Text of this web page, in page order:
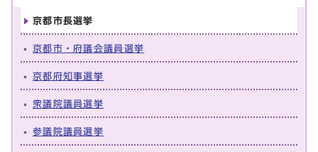
京都市長選挙
京都市・府議会議員選挙
京都府知事選挙
衆議院議員選挙
参議院議員選挙